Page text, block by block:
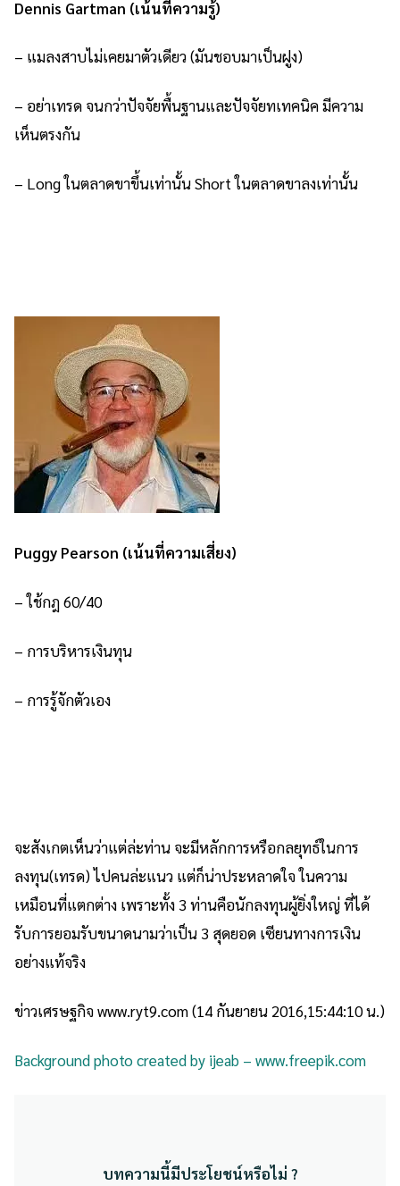
Dennis Gartman (เน้นที่ความรู้)
– แมลงสาบไม่เคยมาตัวเดียว (มันชอบมาเป็นฝูง)
– อย่าเทรด จนกว่าปัจจัยพื้นฐานและปัจจัยทเทคนิค มีความ
เห็นตรงกัน
– Long ในตลาดขาขึ้นเท่านั้น Short ในตลาดขาลงเท่านั้น
Puggy Pearson (เน้นที่ความเสี่ยง)
– ใช้กฎ 60/40
– การบริหารเงินทุน
– การรู้จักตัวเอง
จะสังเกตเห็นว่าแต่ล่ะท่าน จะมีหลักการหรือกลยุทธ์ในการ
ลงทุน(เทรด) ไปคนล่ะแนว แต่ก็น่าประหลาดใจ ในความ
เหมือนที่แตกต่าง เพราะทั้ง 3 ท่านคือนักลงทุนผู้ยิ่งใหญ่ ที่ได้
รับการยอมรับขนาดนามว่าเป็น 3 สุดยอด เซียนทางการเงิน
อย่างแท้จริง
ข่าวเศรษฐกิจwww.ryt9.com (14 กันยายน 2016,15:44:10 น.)
Background photo created by ijeab – www.freepik.com
บทความนี้มีประโยชน์หรือไม่ ?